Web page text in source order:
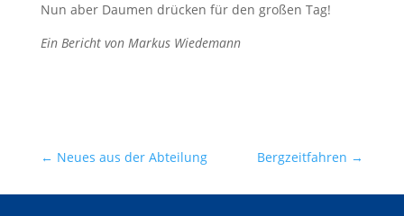
Nun aber Daumen drücken für den großen Tag!
Ein Bericht von Markus Wiedemann
← Neues aus der Abteilung Bergzeitfahren →